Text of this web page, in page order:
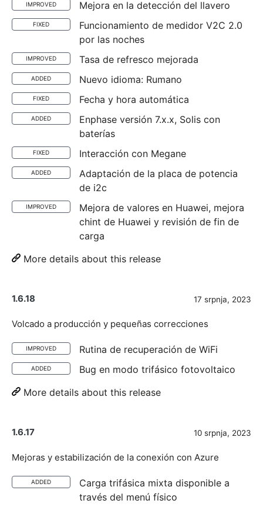
IMPROVED Mejora en la detección del llavero
FIXED
Funcionamiento de medidor V2C 2.0
por las noches
IMPROVED Tasa de refresco mejorada
ADDED Nuevo idioma: Rumano
FIXED Fecha y hora automática
ADDED
Enphase versión 7.x.x, Solis con
baterías
FIXED Interacción con Megane
ADDED
Adaptación de la placa de potencia
de i2c
IMPROVED
Mejora de valores en Huawei, mejora
chint de Huawei y revisión de fin de
carga
More details about this release
1.6.18 17 srpnja, 2023
Volcado a producción y pequeñas correcciones
IMPROVED Rutina de recuperación de WiFi
ADDED
Bug en modo trifásico fotovoltaico
More details about this release
1.6.17 10 srpnja, 2023
Mejoras y estabilización de la conexión con Azure
ADDED
Carga trifásica mixta disponible a
través del menú físico